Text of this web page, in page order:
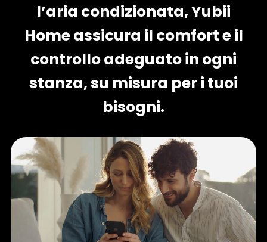
l’aria condizionata, Yubii
Home assicura il comfort e il
controllo adeguato in ogni
stanza, su misura per i tuoi
bisogni.